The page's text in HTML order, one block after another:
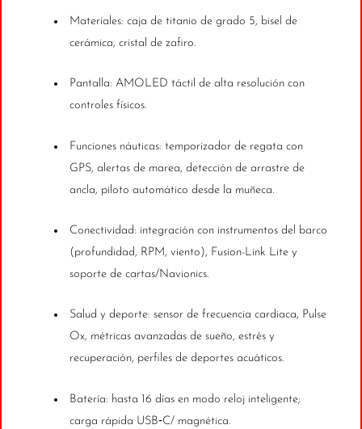
Materiales: caja de titanio de grado 5, bisel de
cerámica, cristal de zafiro.
Pantalla: AMOLED táctil de alta resolución con
controles físicos.
Funciones náuticas: temporizador de regata con
GPS, alertas de marea, detección de arrastre de
ancla, piloto automático desde la muñeca.
Conectividad: integración con instrumentos del barco
(profundidad, RPM, viento), Fusion-Link Lite y
soporte de cartas/Navionics.
Salud y deporte: sensor de frecuencia cardiaca, Pulse
Ox, métricas avanzadas de sueño, estrés y
recuperación, perfiles de deportes acuáticos.
Batería: hasta 16 días en modo reloj inteligente;
carga rápida USB‑C/ magnética.